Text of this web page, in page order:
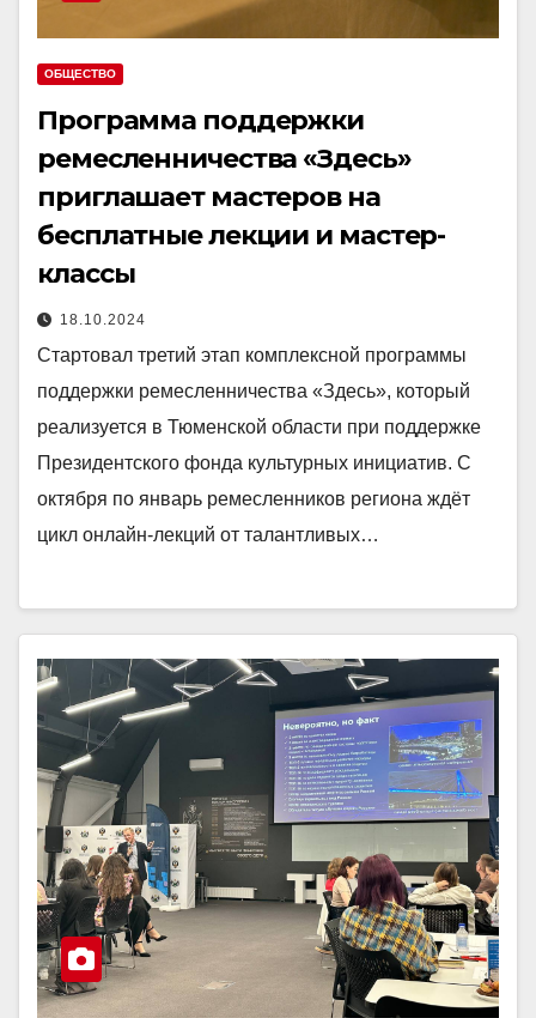
ОБЩЕСТВО
Программа поддержки
ремесленничества «Здесь»
приглашает мастеров на
бесплатные лекции и мастер-
классы
18.10.2024
Стартовал третий этап комплексной программы
поддержки ремесленничества «Здесь», который
реализуется в Тюменской области при поддержке
Президентского фонда культурных инициатив. С
октября по январь ремесленников региона ждёт
цикл онлайн-лекций от талантливых…